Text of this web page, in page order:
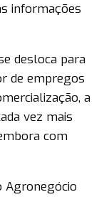
informações
desloca para
de empregos
a
vez mais
com
Agronegócio